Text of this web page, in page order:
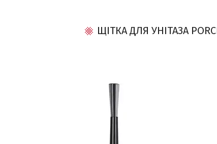
ЩІТКА ДЛЯ УНІТАЗА